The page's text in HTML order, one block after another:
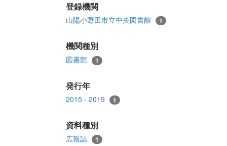
登録機関
山陽小野田市立中央図書館 1
機関種別
図書館 1
発行年
2015 - 2019 1
資料種別
広報誌 1